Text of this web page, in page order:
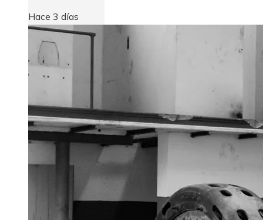
Hace 3 días